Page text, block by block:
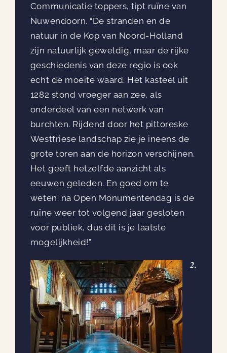
Communicatie toppers, tipt ruïne van
Nuwendoorn. “De stranden en de
natuur in de Kop van Noord-Holland
zijn natuurlijk geweldig, maar de rijke
geschiedenis van deze regio is ook
echt de moeite waard. Het kasteel uit
1282 stond vroeger aan zee, als
onderdeel van een netwerk van
burchten. Rijdend door het pittoreske
Westfriese landschap zie je ineens de
grote toren aan de horizon verschijnen.
Het geeft hetzelfde aanzicht als
eeuwen geleden. En goed om te
weten: na Open Monumentendag is de
ruïne weer tot volgend jaar gesloten
voor publiek, dus dit is je laatste
mogelijkheid!”
2.